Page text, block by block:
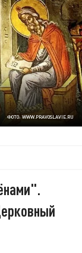
ФОТО: WWW.PRAVOSLAVIE.RU